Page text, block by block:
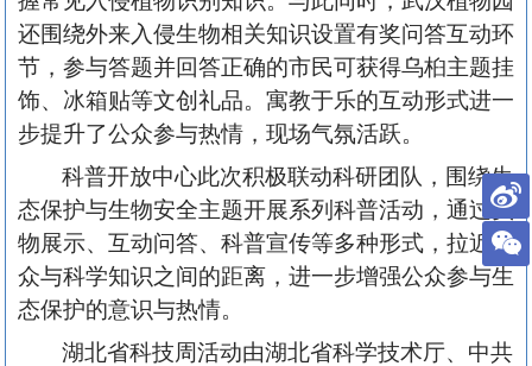
还围绕外来入侵生物相关知识设置有奖问答互动环
节，参与答题并回答正确的市民可获得乌桕主题挂
饰、冰箱贴等文创礼品。寓教于乐的互动形式进一
步提升了公众参与热情，现场气氛活跃。
科普开放中心此次积极联动科研团队， 围绕生
态保护与生物安全主题开展系列科普活动，通过实
物展示、互动问答、科普宣传等多种形式，拉近公
众与科学知识之间的距离，进一步增强公众参与生
态保护的意识与热情。
湖北省科技周活动由湖北省科学技术厅、中共